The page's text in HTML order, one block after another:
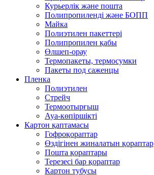
Курьерлік және пошта
Полипропиленді және БОПП
Майка
Полиэтилен пакеттері
Полипропилен қабы
Өлшеп-орау
Термопакеты, термосумки
Пакеты под саженцы
Пленка
Полиэтилен
Стрейч
Термоотырғыш
Ауа-көпіршікті
Картон қаптамасы
Гофроқораптар
Өздігінен жиналатын қораптар
Пошта қораптары
Терезесі бар қораптар
Картон тубусы